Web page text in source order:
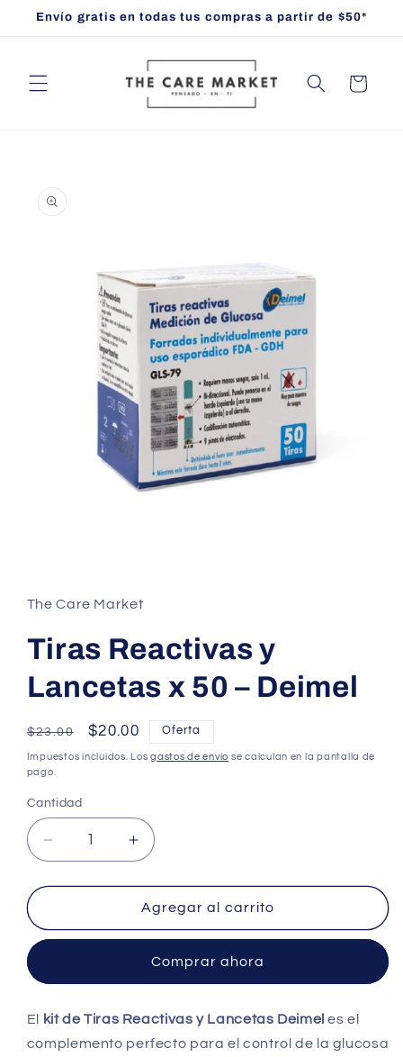
directamente
Envío gratis en todas tus compras a partir de $50*
Carrito
información
1
en
ventana
The Care Market
Tiras Reactivas y
Lancetas x 50 – Deimel
Precio
habitual
$23.00
Precio
de
$20.00 Oferta
Impuestos incluidos. Losgastos de envío se calculan en la pantalla de
pago.
Cantidad
Cantidad
Reducir
cantidad
para
Reactivas
x
–
Deimel
Aumentar
cantidad
para
Tiras
Reactivas
Lancetas
x
–
Deimel
Agregar al carrito
Comprar ahora
El kit de Tiras Reactivas y Lancetas Deimel es el
complemento perfecto para el control de la glucosa